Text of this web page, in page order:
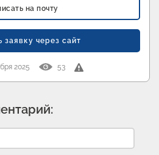
на почту
заявку через сайт
2025 53